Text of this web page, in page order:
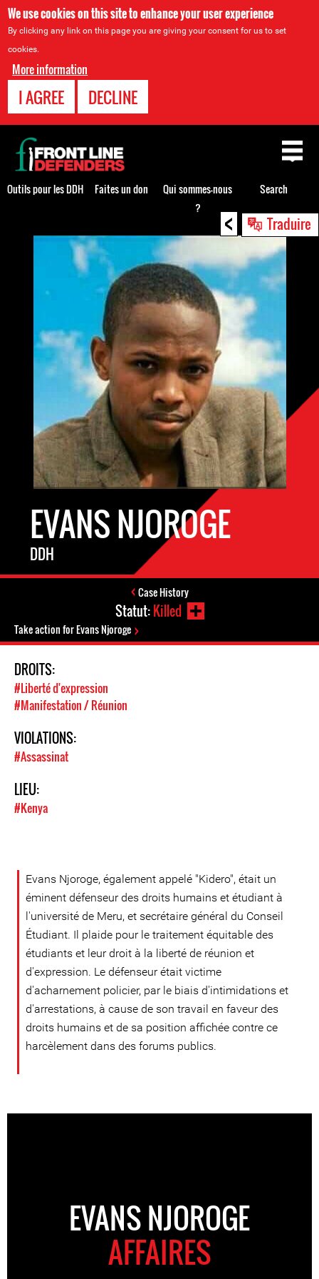
We use cookies on this site to enhance your user experience
By clicking any link on this page you are giving your consent for us to set
cookies.
More information
I AGREE DECLINE
< Traduire
EVANS NJOROGE
DDH
Case History
Statut:Killed
Take action for Evans Njoroge
DROITS:
#Liberté d'expression
#Manifestation / Réunion
VIOLATIONS:
#Assassinat
LIEU:
#Kenya
Evans Njoroge, également appelé "Kidero", était un
éminent défenseur des droits humains et étudiant à
l'université de Meru, et secrétaire général du Conseil
Étudiant. Il plaide pour le traitement équitable des
étudiants et leur droit à la liberté de réunion et
d'expression. Le défenseur était victime
d'acharnement policier, par le biais d'intimidations et
d'arrestations, à cause de son travail en faveur des
droits humains et de sa position affichée contre ce
harcèlement dans des forums publics.
EVANS NJOROGE
AFFAIRES
Back
to
top
Outils pour les DDH Faites un don
Qui sommes-nous
?
Search